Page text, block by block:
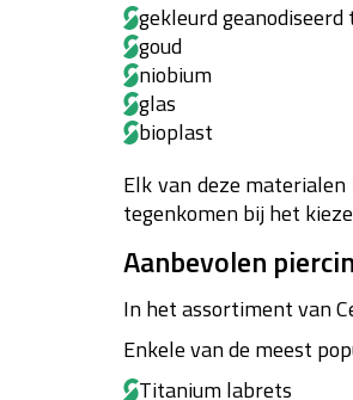
gekleurd
goud
niobium
glas
bioplast
Elk van deze
tegenkomen bij het
Aanbevolen
In het assortiment van
Enkele van de meest
Titanium labrets